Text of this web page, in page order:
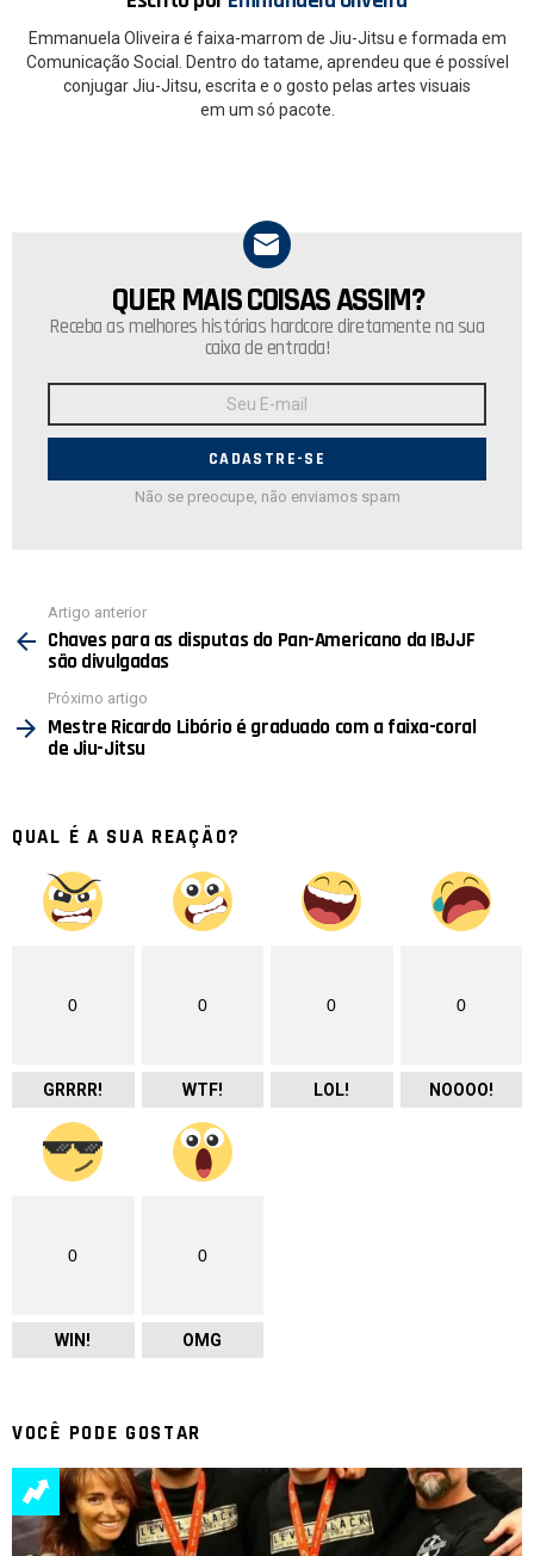
Emmanuela Oliveira é faixa-marrom de Jiu-Jitsu e formada em
Comunicação Social. Dentro do tatame, aprendeu que é possível
conjugar Jiu-Jitsu, escrita e o gosto pelas artes visuais
em um só pacote.
NEWSLETTER
QUER MAIS COISAS ASSIM?
Receba as melhores histórias hardcore diretamente na sua
caixa de entrada!
E-
Não se preocupe, não enviamos spam
mais
Artigo anterior
Chaves para as disputas do Pan-Americano da IBJJF
são divulgadas
Próximo artigo
Mestre Ricardo Libório é graduado com a faixa-coral
de Jiu-Jitsu
QUAL É A SUA REAÇÃO?
0
GRRRR!
0
WTF!
0
LOL!
0
NOOOO!
0
WIN!
0
OMG
VOCÊ PODE GOSTAR